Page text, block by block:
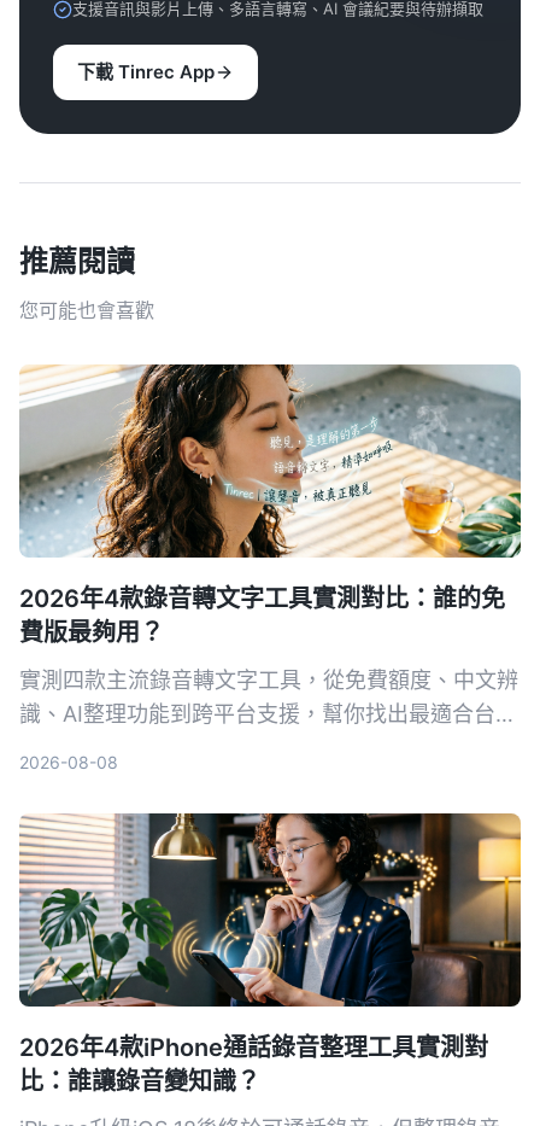
支援音訊與影片上傳、多語言轉寫、AI 會議紀要與待辦擷取
下載 Tinrec App
推薦閱讀
您可能也會喜歡
2026年4款錄音轉文字工具實測對比：誰的免
費版最夠用？
實測四款主流錄音轉文字工具，從免費額度、中文辨
識、AI整理功能到跨平台支援，幫你找出最適合台灣
2026-08-08
2026年4款iPhone通話錄音整理工具實測對
比：誰讓錄音變知識？